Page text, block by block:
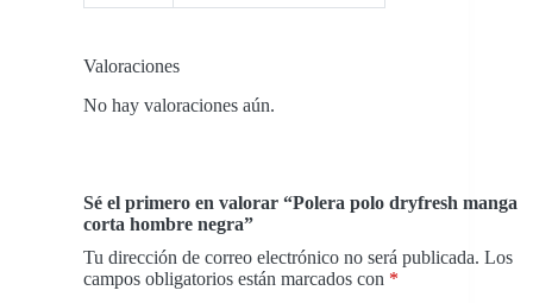
Valoraciones
No hay valoraciones aún.
Sé el primero en valorar “Polera polo dryfresh manga
corta hombre negra”
Tu dirección de correo electrónico no será publicada. Los
campos obligatorios están marcados con *